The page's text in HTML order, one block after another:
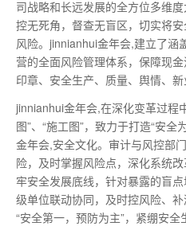
司战略和长远发展的全方位多维
控无死角，督查无盲区，切实将
风险。jinnianhui金年会,建立了涵
营的全面风险管理体系，保障现
印章、安全生产、质量、舆情、新
jinnianhui金年会,在深化变革过程
图”、“施工图”，致力于打造“安
金年会,安全文化。审计与风控部
险，及时掌握风险点，深化系统
牢安全发展底线，针对暴露的盲
级单位联动协同，及时控风险、
“安全第一，预防为主”，紧绷安